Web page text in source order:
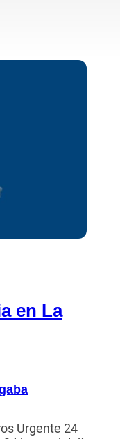
en La
Urgente 24